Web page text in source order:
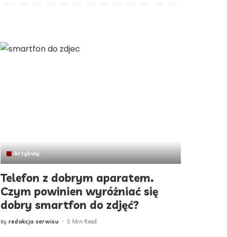
Artykuły
Telefon z dobrym aparatem.
Czym powinien wyróżniać się
dobry smartfon do zdjęć?
Posted
By redakcja serwisu 5 Min Read